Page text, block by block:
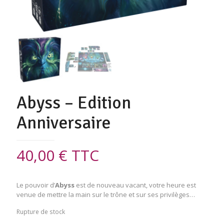
Abyss – Edition
Anniversaire
40,00 € TTC
Le pouvoir d’Abyss est de nouveau vacant, votre heure est
venue de mettre la main sur le trône et sur ses privilèges…
Rupture de stock